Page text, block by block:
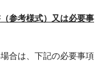
参考様式）又は必要事
合は、下記の必要事項